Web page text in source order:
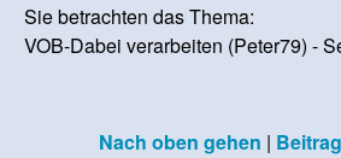
Sie betrachten das Thema:
VOB-Dabei verarbeiten (Peter79) -
Nach oben gehen |